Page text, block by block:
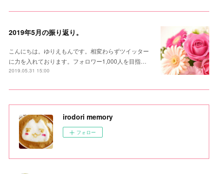
2019年5月の振り返り。
こんにちは。ゆりえもんです。相変わらずツイッター
に力を入れております。フォロワー1,000人を目指…
2019.05.31 15:00
irodori memory
フォロー